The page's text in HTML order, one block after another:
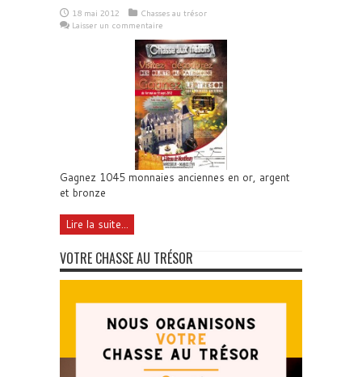
18 mai 2012
Chasses au trésor
Laisser un commentaire
Gagnez 1045 monnaies anciennes en or, argent
et bronze
Lire la suite...
VOTRE CHASSE AU TRÉSOR